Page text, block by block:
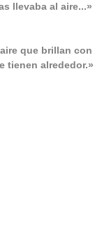
llevaba al aire...»
que brillan con
tienen alrededor.»